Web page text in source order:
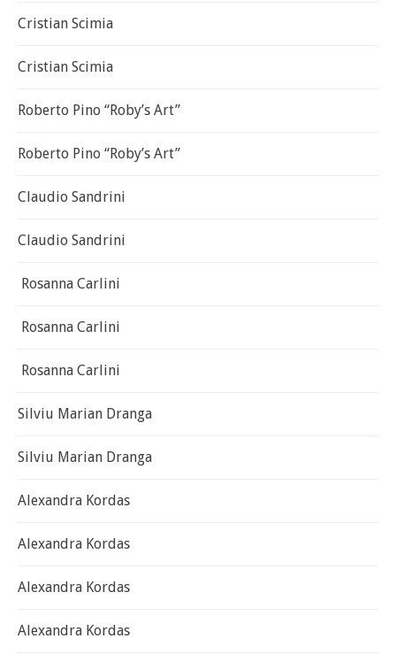
Cristian Scimia
Cristian Scimia
Roberto Pino “Roby’s Art”
Roberto Pino “Roby’s Art”
Claudio Sandrini
Claudio Sandrini
Rosanna Carlini
Rosanna Carlini
Rosanna Carlini
Silviu Marian Dranga
Silviu Marian Dranga
Alexandra Kordas
Alexandra Kordas
Alexandra Kordas
Alexandra Kordas